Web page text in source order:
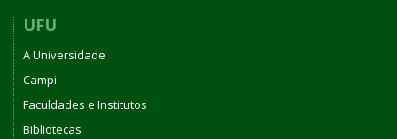
UFU
A Universidade
Campi
Faculdades e Institutos
Bibliotecas